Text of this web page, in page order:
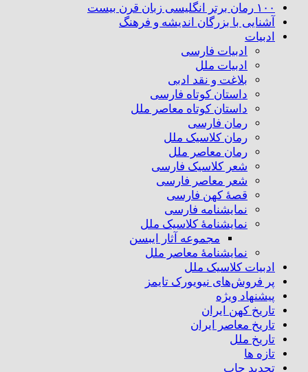
۱۰۰ رمان برتر انگلیسی زبان قرن بیست
آشنایی با بزرگان اندیشه و فرهنگ
ادبیات
ادبیات فارسی
ادبیات ملل
بلاغت و نقد ادبی
داستان کوتاه فارسی
داستان کوتاه معاصر ملل
رمان فارسی
رمان کلاسیک ملل
رمان معاصر ملل
شعر کلاسیک فارسی
شعر معاصر فارسی
قصهٔ کهن فارسی
نمایشنامه فارسی
نمایشنامهٔ کلاسیک ملل
مجموعه آثار ایبسن
نمایشنامهٔ معاصر ملل
ادبیات کلاسیک ملل
پر فروش‌های نیویورک تایمز
پیشنهاد ویژه
تاریخ کهن ایران
تاریخ معاصر ایران
تاریخ ملل
تازه ها
تجدید چاپ